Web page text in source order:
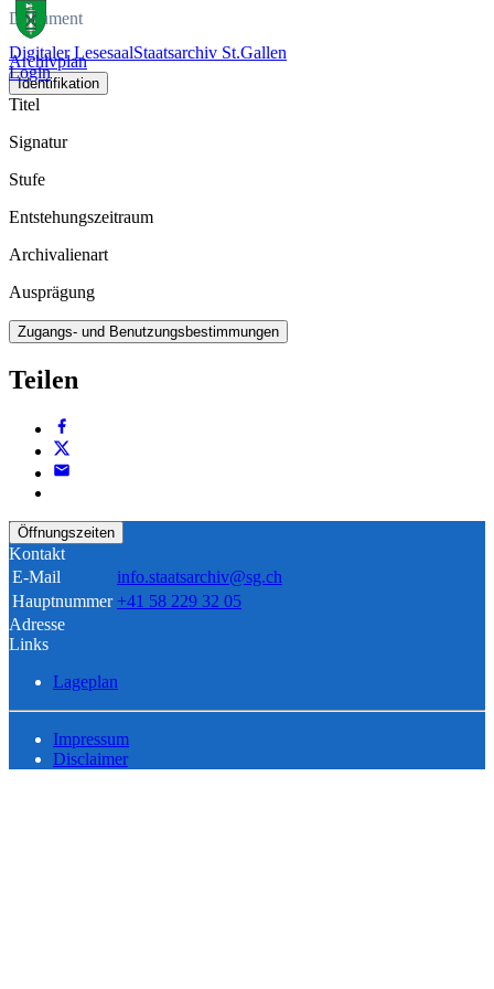
Digitaler LesesaalStaatsarchiv St.Gallen
Login
Dokument
Archivplan
Identifikation
Titel
Signatur
Stufe
Entstehungszeitraum
Archivalienart
Ausprägung
Zugangs- und Benutzungsbestimmungen
Teilen
Öffnungszeiten
Kontakt
E-Mail
info.staatsarchiv@sg.ch
Hauptnummer +41 58 229 32 05
Adresse
Links
Lageplan
Impressum
Disclaimer